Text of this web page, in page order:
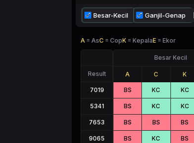
Besar-Kecil Ganjil-Genap
A = AsC = CopK = KepalaE = Ekor
Result
7019
5341
7653
9065
Besar Kecil
A C K
BS KC KC
BS KC KC
BS BS BS
BS KC BS